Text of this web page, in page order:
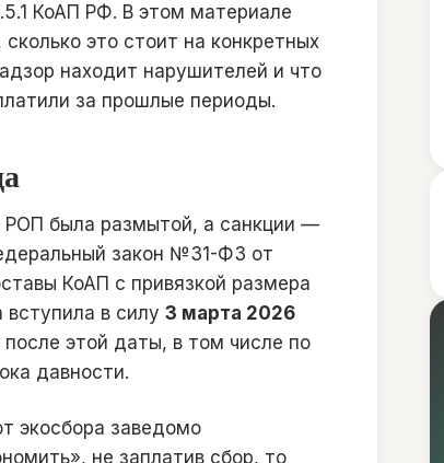
КоАП РФ. В этом материале
это стоит на конкретных
находит нарушителей и что
за прошлые периоды.
РОП была размытой, а санкции —
закон №31-ФЗ от
КоАП с привязкой размера
в силу 3 марта 2026
этой даты, в том числе по
давности.
экосбора заведомо
не заплатив сбор, то